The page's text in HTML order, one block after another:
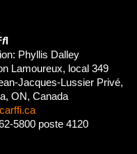
fI
Phyllis Dalley
Lamoureux, local 349
Jacques-Lussier Privé,
ON, Canada
5800 poste 4120